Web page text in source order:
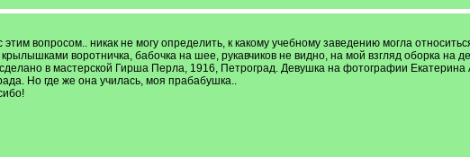
вопросом.. никак не могу определить, к какому учебному заведению могла
воротничка, бабочка на шее, рукавчиков не видно, на мой взгляд оборка на
в мастерской Гирша Перла, 1916, Петроград. Девушка на фотографии
Но где же она училась, моя прабабушка..